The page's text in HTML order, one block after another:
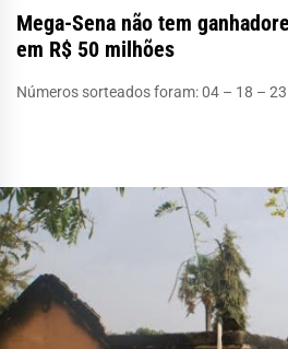
Mega-Sena não tem
em R$ 50 milhões
Números sorteados foram: 04 – 18 –